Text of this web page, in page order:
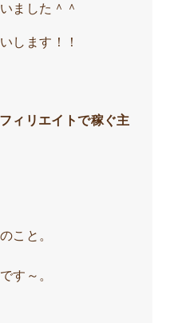
ました＾＾
します！！
ィリエイトで稼ぐ主
こと。
す～。